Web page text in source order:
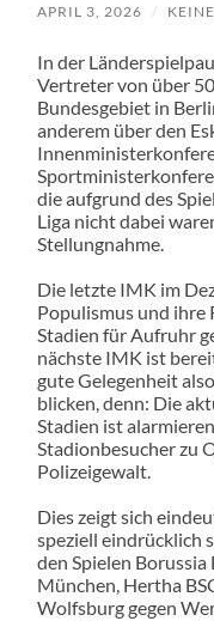
APRIL 3, 2026 /
In der
Vertreter von über
Bundesgebiet in
anderem über den
die aufgrund des
Liga nicht dabei
Stellungnahme.
Die letzte IMK im
Populismus und ihre
Stadien für Aufruhr
nächste IMK ist
gute Gelegenheit
blicken, denn: Die
Stadien ist
Stadionbesucher zu
Polizeigewalt.
Dies zeigt sich
speziell eindrücklich
den Spielen
München, Hertha
Wolfsburg gegen